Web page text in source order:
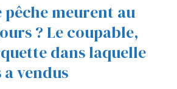
pêche meurent au
? Le coupable,
dans laquelle
a vendus